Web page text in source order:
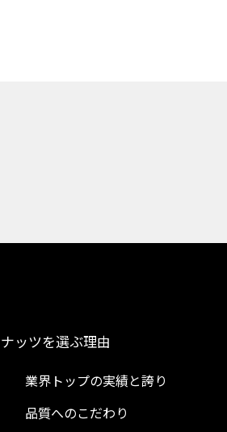
ナッツを選ぶ理由
業界トップの実績と誇り
品質へのこだわり